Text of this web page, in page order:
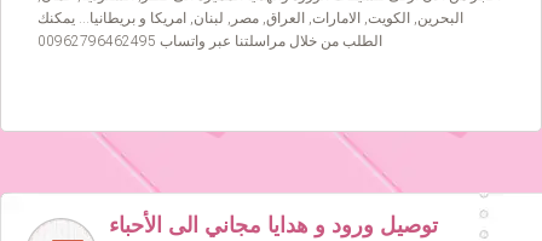
البحرين, الكويت, الامارات, العراق, مصر, لبنان, امريكا و بريطانيا… يمكنك
الطلب من خلال مراسلتنا عبر واتساب 00962796462495
توصيل ورود و هدايا مجاني الى الأحباء